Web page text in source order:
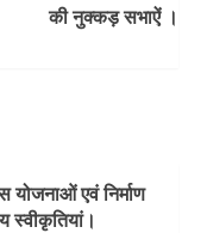
की नुक्कड़ सभाऐं ।
योजनाओं एवं निर्माण
स्वीकृतियां।